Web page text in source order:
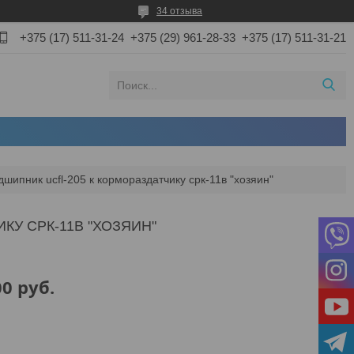
34 отзыва
+375 (17) 511-31-24 +375 (29) 961-28-33 +375 (17) 511-31-21
ucfl-205 к кормораздатчику срк-11в "хозяин"
СРК-11В "ХОЗЯИН"
руб.